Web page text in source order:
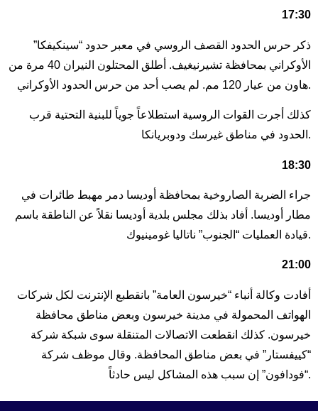
17:30
ذكر حرس الحدود القصف الروسي في معبر حدود “سينكيفكا”
الأوكراني بمحافظة تشيرنيغيف. أطلق المحتلون النيران 40 مرة من
هاون من عيار 120 مم. لم يصب أحد من حرس الحدود الأوكراني.
كذلك أجرت القوات الروسية استطلاعاً جوياً للبنية التحتية قرب
الحدود في مناطق غيرسك ودوبريانكا.
18:30
جراء الضربة الصاروخية بمحافظة أوديسا دمر مهبط طائرات في
مطار أوديسا. أفاد بذلك مجلس بلدية أوديسا نقلاً عن الناطقة باسم
قيادة العمليات “الجنوب” ناتاليا غومينيوك.
21:00
أفادت وكالة أنباء “خيرسون العامة” بانقطبع الإنترنت لكل شركات
الهواتف المحمولة في مدينة خيرسون وبعض مناطق محافظة
خيرسون. كذلك انقطعت الاتصالات المتنقلة سوى شبكة شركة
“كييفستار” في بعض مناطق المحافظة. وقال موظف شركة
“فودافون” إن سبب هذه المشاكل ليس حادثاً.